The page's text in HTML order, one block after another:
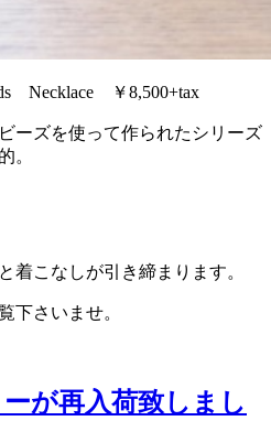
Necklace ￥8,500+tax
ーズを使って作られたシリーズ
。
着こなしが引き締まります。
下さいませ。
が再入荷致しまし